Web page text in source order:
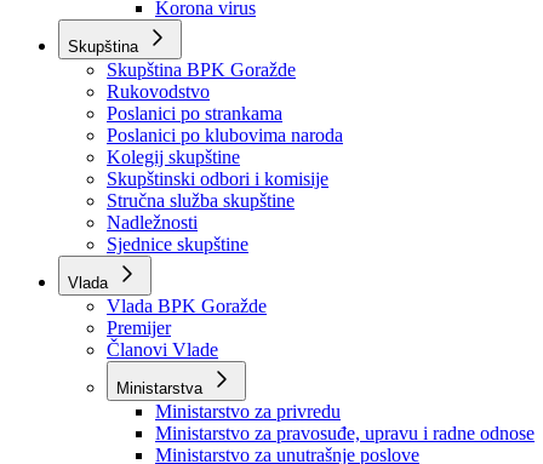
Izvještaj o radu
Izvještaj OC Uprave
Informacije o gripi H1N1
Korona virus
Skupština
Skupština BPK Goražde
Rukovodstvo
Poslanici po strankama
Poslanici po klubovima naroda
Kolegij skupštine
Skupštinski odbori i komisije
Stručna služba skupštine
Nadležnosti
Sjednice skupštine
Vlada
Vlada BPK Goražde
Premijer
Članovi Vlade
Ministarstva